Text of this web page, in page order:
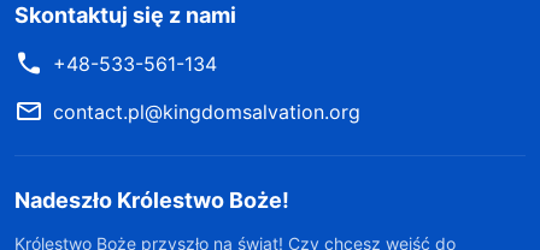
Skontaktuj się z nami
+48-533-561-134
contact.pl@kingdomsalvation.org
Nadeszło Królestwo Boże!
Królestwo Boże przyszło na świat! Czy chcesz wejść do